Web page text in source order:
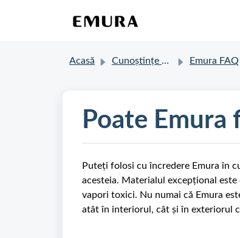
Acasă Cunoștințe de bază Emura FAQ
Poate
Puteți folosi cu încredere Emura în
acesteia. Materialul excepțional
vapori toxici. Nu numai că Emura
atât în interiorul, cât și în exteriorul